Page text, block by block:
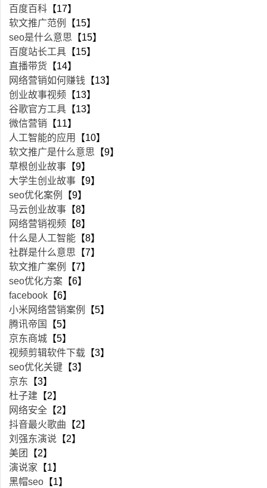
百度百科 【17】
软文推广范例
【15】
seo是什么意思 【15】
百度站长工具 【15】
直播带货 【14】
网络营销如何赚钱 【13】
创业故事视频 【13】
谷歌官方工具 【13】
微信营销 【11】
人工智能的应用
【10】
软文推广是什么意思 【9】
草根创业故事 【9】
大学生创业故事 【9】
seo优化案例
【9】
马云创业故事 【8】
网络营销视频 【8】
什么是人工智能 【8】
社群是什么意思 【7】
软文推广案例
【7】
seo优化方案 【6】
facebook 【6】
小米网络营销案例
【5】
腾讯帝国
【5】
京东商城 【5】
视频剪辑软件下载 【3】
seo优化关键 【3】
京东 【3】
杜子建 【2】
网络安全 【2】
抖音最火歌曲 【2】
刘强东演说 【2】
美团
【2】
演说家 【1】
黑帽seo 【1】